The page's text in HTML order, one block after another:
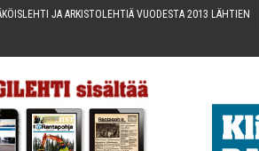
JA ARKIS­TO­LEH­TIÄ VUO­DES­TA 2013 LÄHTIEN